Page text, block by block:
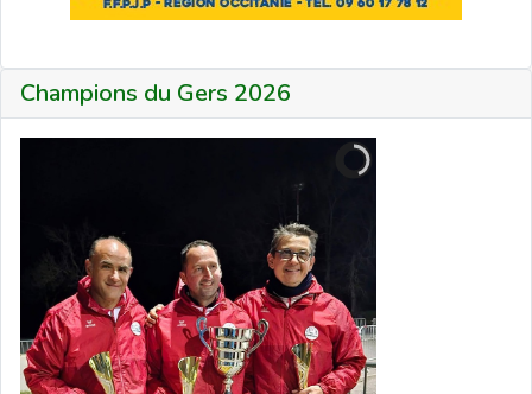
Champions du Gers 2026